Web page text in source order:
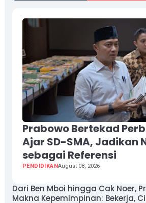
Prabowo Bertekad
Ajar SD-SMA, Jadikan
sebagai Referensi
PENDIDIKANAugust 08, 2026
Dari Ben Mboi hingga Cak Noer,
Makna Kepemimpinan: Bekerja,